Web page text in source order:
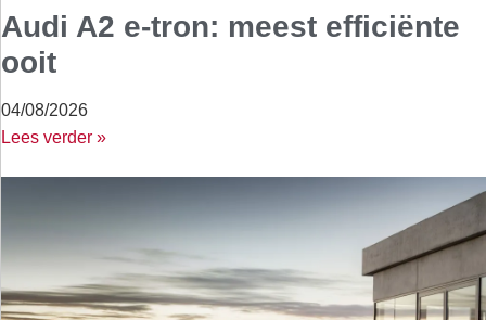
Audi A2 e-tron: meest efficiënte
ooit
04/08/2026
Lees verder »